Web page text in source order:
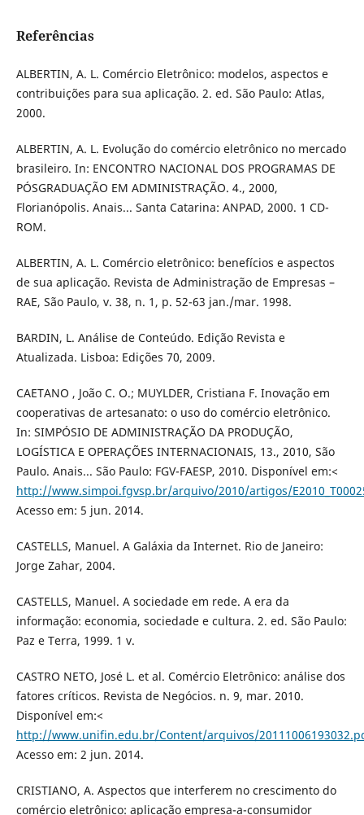
Referências
ALBERTIN, A. L. Comércio Eletrônico: modelos, aspectos e
contribuições para sua aplicação. 2. ed. São Paulo: Atlas,
2000.
ALBERTIN, A. L. Evolução do comércio eletrônico no mercado
brasileiro. In: ENCONTRO NACIONAL DOS PROGRAMAS DE
PÓSGRADUAÇÃO EM ADMINISTRAÇÃO. 4., 2000,
Florianópolis. Anais... Santa Catarina: ANPAD, 2000. 1 CD-
ROM.
ALBERTIN, A. L. Comércio eletrônico: benefícios e aspectos
de sua aplicação. Revista de Administração de Empresas –
RAE, São Paulo, v. 38, n. 1, p. 52-63 jan./mar. 1998.
BARDIN, L. Análise de Conteúdo. Edição Revista e
Atualizada. Lisboa: Edições 70, 2009.
CAETANO , João C. O.; MUYLDER, Cristiana F. Inovação em
cooperativas de artesanato: o uso do comércio eletrônico.
In: SIMPÓSIO DE ADMINISTRAÇÃO DA PRODUÇÃO,
LOGÍSTICA E OPERAÇÕES INTERNACIONAIS, 13., 2010, São
Paulo. Anais... São Paulo: FGV-FAESP, 2010. Disponível em:<
http://www.simpoi.fgvsp.br/arquivo/2010/artigos/
Acesso em: 5 jun. 2014.
CASTELLS, Manuel. A Galáxia da Internet. Rio de Janeiro:
Jorge Zahar, 2004.
CASTELLS, Manuel. A sociedade em rede. A era da
informação: economia, sociedade e cultura. 2. ed. São Paulo:
Paz e Terra, 1999. 1 v.
CASTRO NETO, José L. et al. Comércio Eletrônico: análise dos
fatores críticos. Revista de Negócios. n. 9, mar. 2010.
Disponível em:<
http://www.unifin.edu.br/Content/arquivos/
Acesso em: 2 jun. 2014.
CRISTIANO, A. Aspectos que interferem no crescimento do
comércio eletrônico: aplicação empresa-a-consumidor